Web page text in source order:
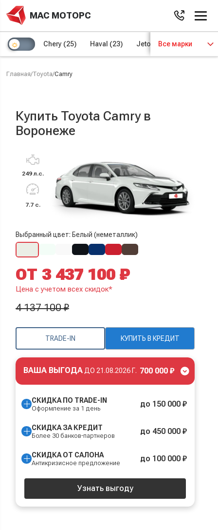
МАС МОТОРС
Chery (25) Haval (23) Jetour (8) Kaiyi (4)
Все марки
Главная/Toyota/Camry
Купить Toyota Camry в
Воронеже
249 л.с.
7.7 с.
Выбранный цвет: Белый (неметаллик)
TRADE-IN КУПИТЬ В КРЕДИТ
ОТ 3 437 100 ₽
Цена с учетом всех скидок*
4 137 100 ₽
ВАША ВЫГОДАДО 21.08.2026 Г. 700 000 ₽
СКИДКА ПО TRADE-IN
Оформление за 1 день до 150 000 ₽
СКИДКА ЗА КРЕДИТ
Более 30 банков-партнеров до 450 000 ₽
СКИДКА ОТ САЛОНА
Антикризисное предложение до 100 000 ₽
Узнать выгоду